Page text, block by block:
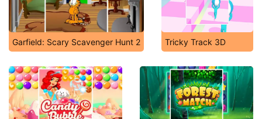
Garfield: Scary Scavenger Hunt 2 Tricky Track 3D